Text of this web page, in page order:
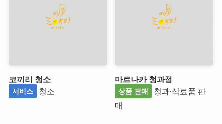
코끼리 청소
서비스 청소
마르나카 청과점
상품 판매
청과·식료품 판
매